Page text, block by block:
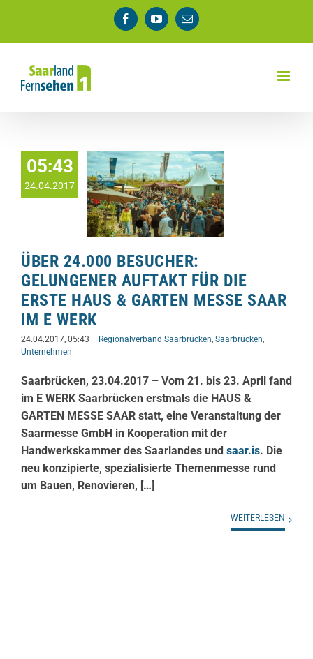
springen
FacebookYouTube
E-
Mail
05:43
24.04.2017
ÜBER 24.000 BESUCHER:
GELUNGENER AUFTAKT FÜR DIE
ERSTE HAUS & GARTEN MESSE SAAR
IM E WERK
24.04.2017, 05:43 | Regionalverband Saarbrücken, Saarbrücken,
Unternehmen
Saarbrücken, 23.04.2017 – Vom 21. bis 23. April fand
im E WERK Saarbrücken erstmals die HAUS &
GARTEN MESSE SAAR statt, eine Veranstaltung der
Saarmesse GmbH in Kooperation mit der
Handwerkskammer des Saarlandes und saar.is. Die
neu konzipierte, spezialisierte Themenmesse rund
um Bauen, Renovieren, […]
WEITERLESEN